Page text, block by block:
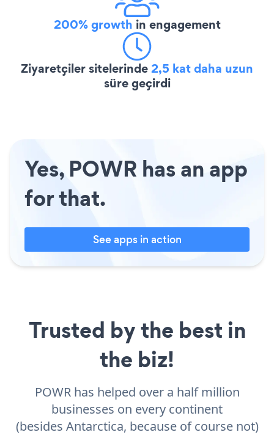
200% growth in engagement
Ziyaretçiler sitelerinde2,5 kat daha uzun
süre geçirdi
Yes, POWR has an app
for that.
See apps in action
Trusted by the best in
the biz!
POWR has helped over a half million
businesses on every continent
(besides Antarctica, because of course not)